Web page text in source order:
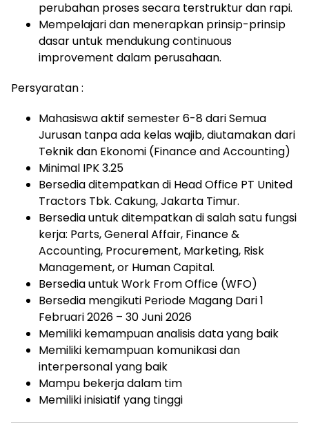
perubahan proses secara terstruktur dan rapi.
Mempelajari dan menerapkan prinsip-prinsip
dasar untuk mendukung continuous
improvement dalam perusahaan.
Persyaratan :
Mahasiswa aktif semester 6-8 dari Semua
Jurusan tanpa ada kelas wajib, diutamakan dari
Teknik dan Ekonomi (Finance and Accounting)
Minimal IPK 3.25
Bersedia ditempatkan di Head Office PT United
Tractors Tbk. Cakung, Jakarta Timur.
Bersedia untuk ditempatkan di salah satu fungsi
kerja: Parts, General Affair, Finance &
Accounting, Procurement, Marketing, Risk
Management, or Human Capital.
Bersedia untuk Work From Office (WFO)
Bersedia mengikuti Periode Magang Dari 1
Februari 2026 – 30 Juni 2026
Memiliki kemampuan analisis data yang baik
Memiliki kemampuan komunikasi dan
interpersonal yang baik
Mampu bekerja dalam tim
Memiliki inisiatif yang tinggi